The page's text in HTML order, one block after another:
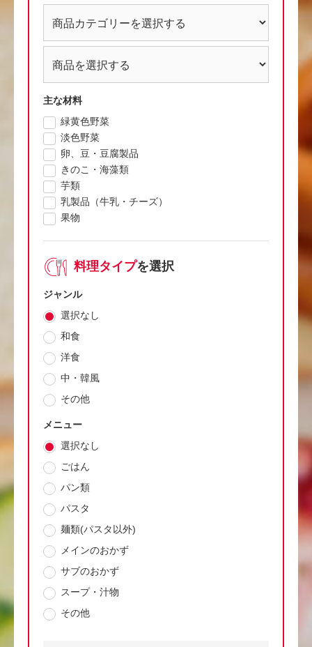
主な材料
緑黄色野菜
淡色野菜
卵、豆・豆腐製品
きのこ・海藻類
芋類
乳製品（牛乳・チーズ）
果物
料理タイプを選択
ジャンル
選択なし
和食
洋食
中・韓風
その他
メニュー
選択なし
ごはん
パン類
パスタ
麺類(パスタ以外)
メインのおかず
サブのおかず
スープ・汁物
その他